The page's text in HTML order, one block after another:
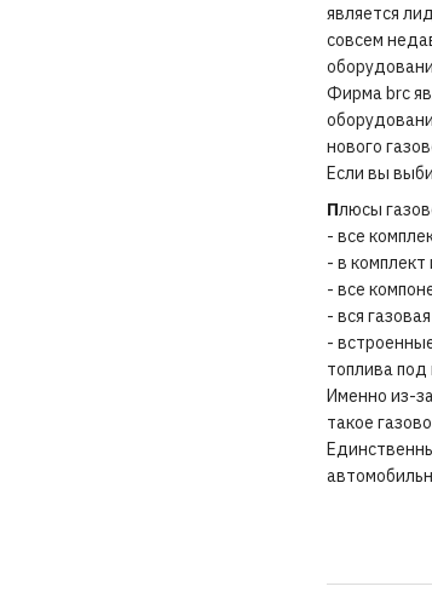
является
совсем
Фирма brc
нового
Если вы
Плюсы
- все
- в
- все
- вся
-
топлива
Именно из-
такое